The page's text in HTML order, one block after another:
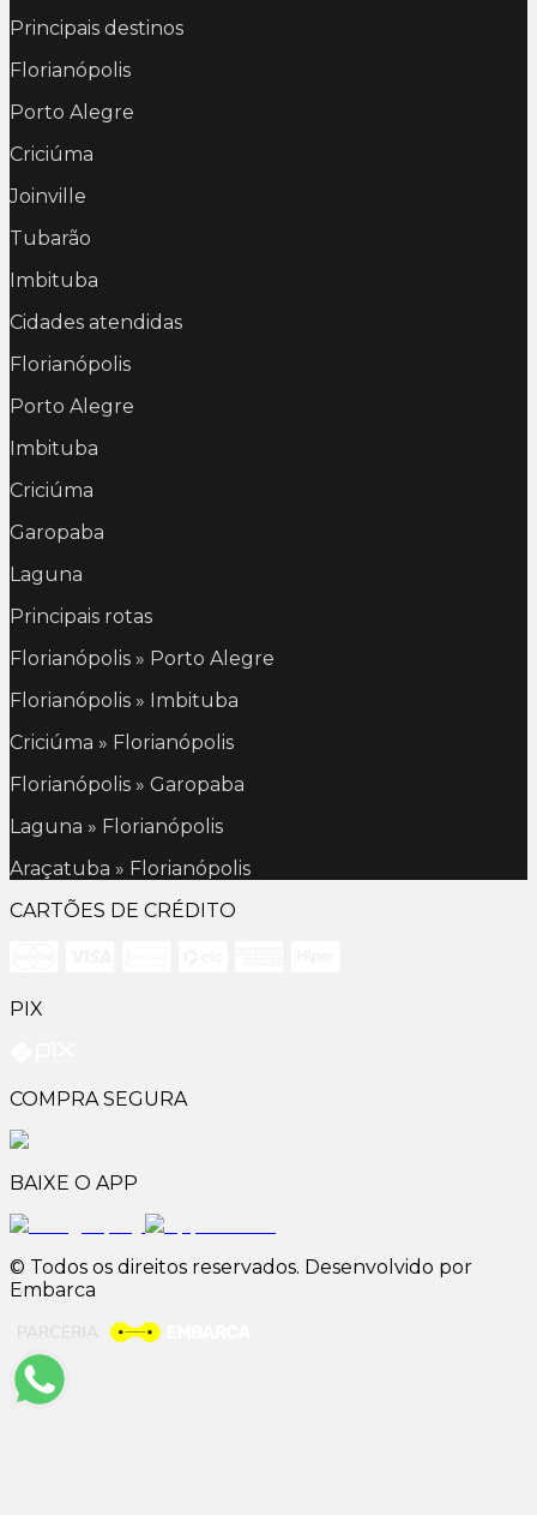
Principais destinos
Florianópolis
Porto Alegre
Criciúma
Joinville
Tubarão
Imbituba
Cidades atendidas
Florianópolis
Porto Alegre
Imbituba
Criciúma
Garopaba
Laguna
Principais rotas
Florianópolis » Porto Alegre
Florianópolis » Imbituba
Criciúma » Florianópolis
Florianópolis » Garopaba
Laguna » Florianópolis
Araçatuba » Florianópolis
CARTÕES DE CRÉDITO
PIX
COMPRA SEGURA
BAIXE O APP
© Todos os direitos reservados. Desenvolvido por
Embarca